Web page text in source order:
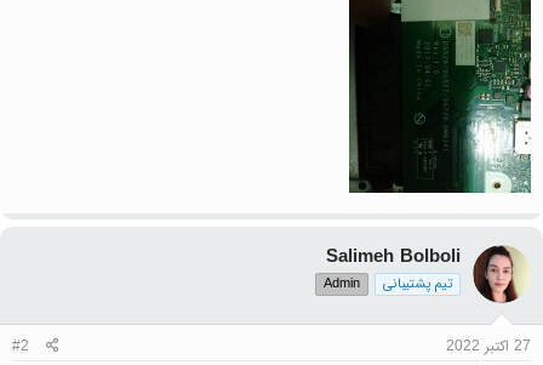
Salimeh Bolboli
تیم پشتیبانی Admin
27 اکتبر 2022 #2